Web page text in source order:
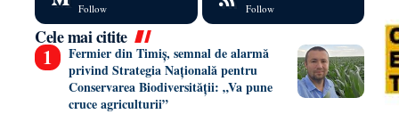
Follow Follow
Cele mai citite
Fermier din Timiș, semnal de alarmă
privind Strategia Națională pentru
Conservarea Biodiversității: „Va pune
cruce agriculturii”